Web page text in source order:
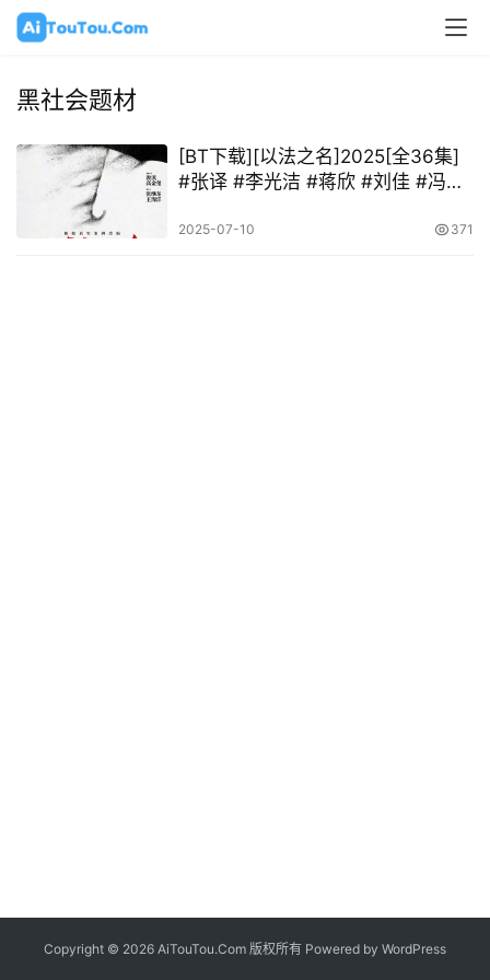
黑社会题材
[BT下载][以法之名]2025[全36集]
#张译 #李光洁 #蒋欣 #刘佳 #冯嘉
2025-07-10 371
Copyright © 2026 AiTouTou.Com 版权所有 Powered by WordPress